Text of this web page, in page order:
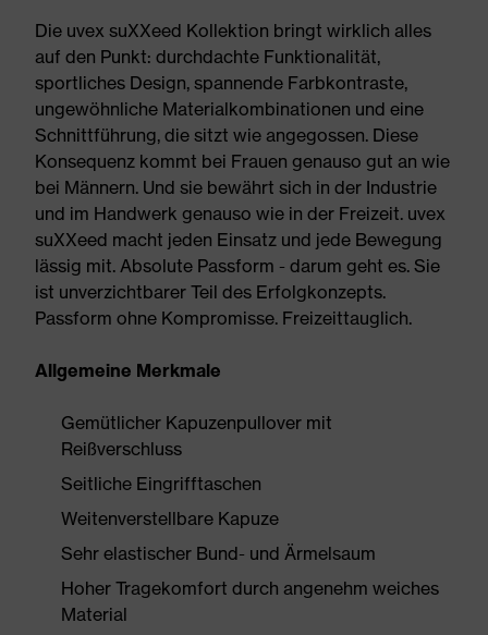
Die uvex suXXeed Kollektion bringt wirklich alles
auf den Punkt: durchdachte Funktionalität,
sportliches Design, spannende Farbkontraste,
ungewöhnliche Materialkombinationen und eine
Schnittführung, die sitzt wie angegossen. Diese
Konsequenz kommt bei Frauen genauso gut an wie
bei Männern. Und sie bewährt sich in der Industrie
und im Handwerk genauso wie in der Freizeit. uvex
suXXeed macht jeden Einsatz und jede Bewegung
lässig mit. Absolute Passform - darum geht es. Sie
ist unverzichtbarer Teil des Erfolgkonzepts.
Passform ohne Kompromisse. Freizeittauglich.
Allgemeine Merkmale
Gemütlicher Kapuzenpullover mit
Reißverschluss
Seitliche Eingrifftaschen
Weitenverstellbare Kapuze
Sehr elastischer Bund- und Ärmelsaum
Hoher Tragekomfort durch angenehm weiches
Material